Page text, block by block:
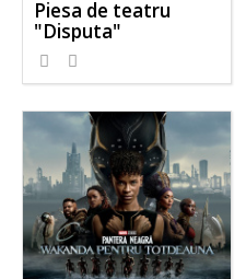
Piesa de teatru
"Disputa"